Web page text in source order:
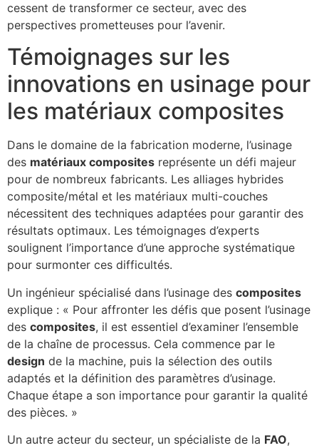
cessent de transformer ce secteur, avec des
perspectives prometteuses pour l’avenir.
Témoignages sur les
innovations en usinage pour
les matériaux composites
Dans le domaine de la fabrication moderne, l’usinage
des matériaux composites représente un défi majeur
pour de nombreux fabricants. Les alliages hybrides
composite/métal et les matériaux multi-couches
nécessitent des techniques adaptées pour garantir des
résultats optimaux. Les témoignages d’experts
soulignent l’importance d’une approche systématique
pour surmonter ces difficultés.
Un ingénieur spécialisé dans l’usinage des composites
explique : « Pour affronter les défis que posent l’usinage
des composites, il est essentiel d’examiner l’ensemble
de la chaîne de processus. Cela commence par le
design de la machine, puis la sélection des outils
adaptés et la définition des paramètres d’usinage.
Chaque étape a son importance pour garantir la qualité
des pièces. »
Un autre acteur du secteur, un spécialiste de la FAO,